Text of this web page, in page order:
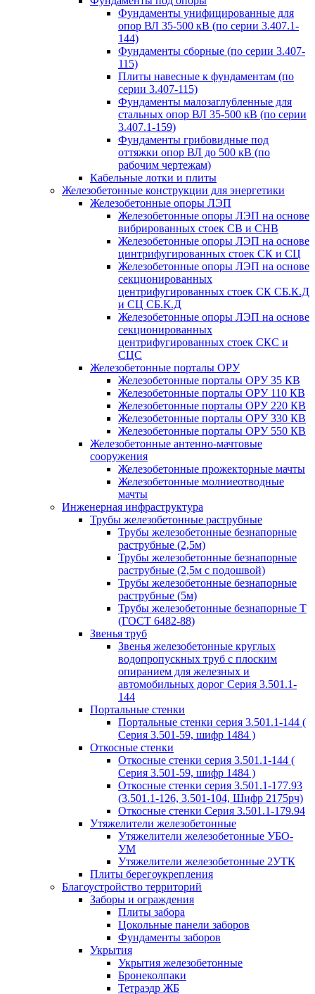
Фундаменты унифицированные для
опор ВЛ 35-500 кВ (по серии 3.407.1-
144)
Фундаменты сборные (по серии 3.407-
115)
Плиты навесные к фундаментам (по
серии 3.407-115)
Фундаменты малозаглубленные для
стальных опор ВЛ 35-500 кВ (по серии
3.407.1-159)
Фундаменты грибовидные под
оттяжки опор ВЛ до 500 кВ (по
рабочим чертежам)
Кабельные лотки и плиты
Железобетонные конструкции для энергетики
Железобетонные опоры ЛЭП
Железобетонные опоры ЛЭП на основе
вибрированных стоек СВ и СНВ
Железобетонные опоры ЛЭП на основе
цинтрифугированных стоек СК и СЦ
Железобетонные опоры ЛЭП на основе
секционированных
центрифугированных стоек СК СБ.К.Д
и СЦ СБ.К.Д
Железобетонные опоры ЛЭП на основе
секционированных
центрифугированных стоек СКС и
СЦС
Железобетонные порталы ОРУ
Железобетонные порталы ОРУ 35 КВ
Железобетонные порталы ОРУ 110 КВ
Железобетонные порталы ОРУ 220 КВ
Железобетонные порталы ОРУ 330 КВ
Железобетонные порталы ОРУ 550 КВ
Железобетонные антенно-мачтовые
сооружения
Железобетонные прожекторные мачты
Железобетонные молниеотводные
мачты
Инженерная инфраструктура
Трубы железобетонные раструбные
Трубы железобетонные безнапорные
раструбные (2,5м)
Трубы железобетонные безнапорные
раструбные (2,5м с подошвой)
Трубы железобетонные безнапорные
раструбные (5м)
Трубы железобетонные безнапорные Т
(ГОСТ 6482-88)
Звенья труб
Звенья железобетонные круглых
водопропускных труб с плоским
опиранием для железных и
автомобильных дорог Серия 3.501.1-
144
Портальные стенки
Портальные стенки серия 3.501.1-144 (
Серия 3.501-59, шифр 1484 )
Откосные стенки
Откосные стенки серия 3.501.1-144 (
Серия 3.501-59, шифр 1484 )
Откосные стенки серия 3.501.1-177.93
(3.501.1-126, 3.501-104, Шифр 2175рч)
Откосные стенки Серия 3.501.1-179.94
Утяжелители железобетонные
Утяжелители железобетонные УБО-
УМ
Утяжелители железобетонные 2УТК
Плиты берегоукрепления
Благоустройство территорий
Заборы и ограждения
Плиты забора
Цокольные панели заборов
Фундаменты заборов
Укрытия
Укрытия железобетонные
Бронеколпаки
Тетраэдр ЖБ